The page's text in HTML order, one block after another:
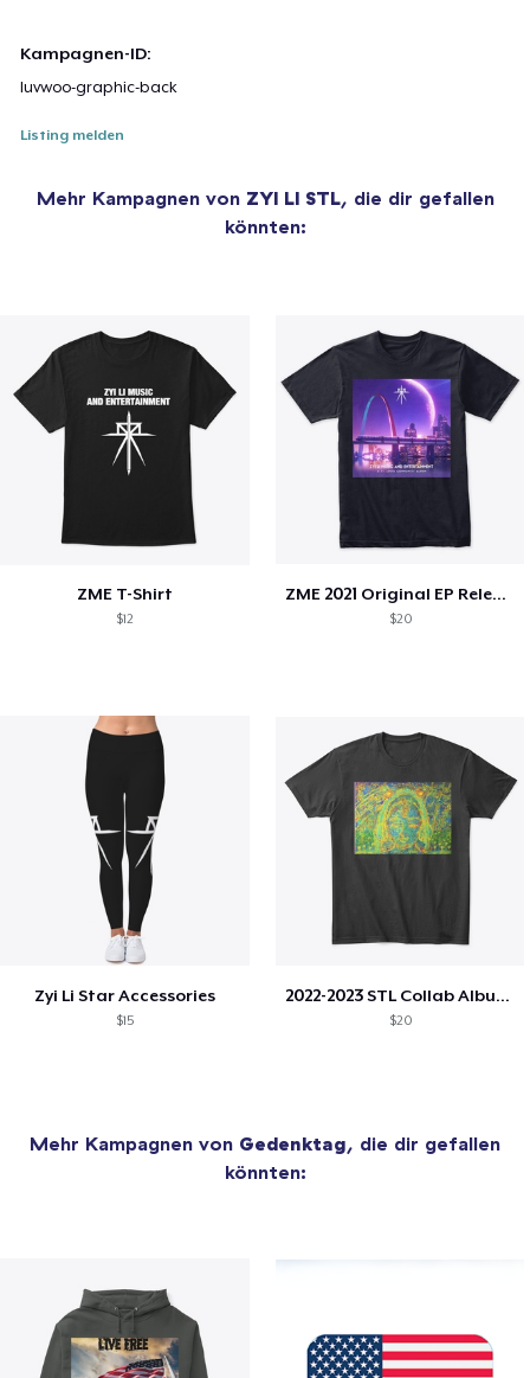
Kampagnen-ID:
luvwoo-graphic-back
Listing melden
Mehr Kampagnen von ZYI LI STL, die dir gefallen
könnten:
ZME T-Shirt
$12
ZME 2021 Original EP Release
$20
Zyi Li Star Accessories
$15
2022-2023 STL Collab Album Cover
$20
Mehr Kampagnen von Gedenktag, die dir gefallen
könnten: